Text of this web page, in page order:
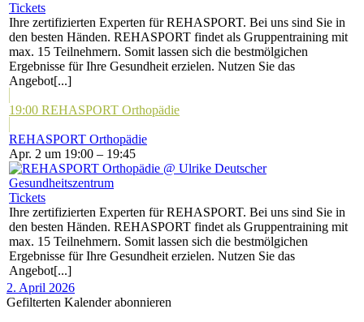
Tickets
Ihre zertifizierten Experten für REHASPORT. Bei uns sind Sie in
den besten Händen. REHASPORT findet als Gruppentraining mit
max. 15 Teilnehmern. Somit lassen sich die bestmölgichen
Ergebnisse für Ihre Gesundheit erzielen. Nutzen Sie das
Angebot[...]
19:00 REHASPORT Orthopädie
REHASPORT Orthopädie
Apr. 2 um 19:00 – 19:45
Tickets
Ihre zertifizierten Experten für REHASPORT. Bei uns sind Sie in
den besten Händen. REHASPORT findet als Gruppentraining mit
max. 15 Teilnehmern. Somit lassen sich die bestmölgichen
Ergebnisse für Ihre Gesundheit erzielen. Nutzen Sie das
Angebot[...]
2. April 2026
Gefilterten Kalender abonnieren